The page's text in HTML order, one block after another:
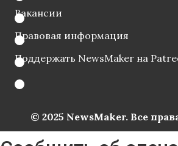
Вакансии
Правовая информация
Поддержать NewsMaker на
© 2025 NewsMaker. Все